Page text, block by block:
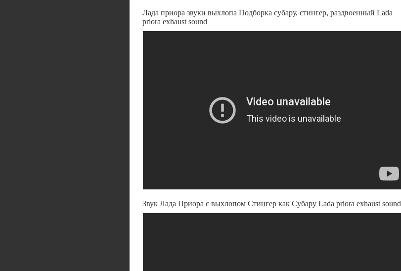
Лада приора звуки выхлопа Подборка субару, стингер, раздвоенный Lada
priora exhaust sound
Звук Лада Приора с выхлопом Стингер как Субару Lada priora exhaust sound